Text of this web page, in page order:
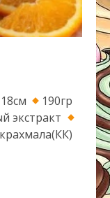
190гр
экстракт